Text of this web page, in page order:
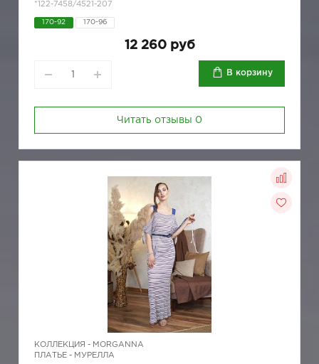
*122-7458/4521-207
170-92 170-96
12 260 руб
В корзину
Читать отзывы 0
КОЛЛЕКЦИЯ - MORGANNA
ПЛАТЬЕ - МУРЕЛЛА